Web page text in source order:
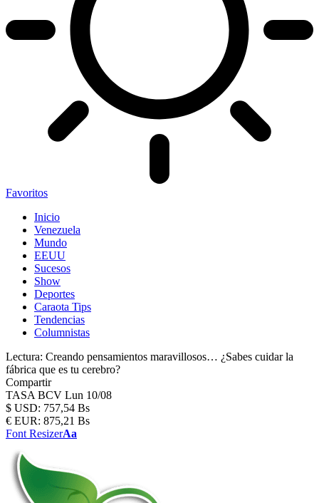
Favoritos
Inicio
Venezuela
Mundo
EEUU
Sucesos
Show
Deportes
Caraota Tips
Tendencias
Columnistas
Lectura: Creando pensamientos maravillosos… ¿Sabes cuidar la
fábrica que es tu cerebro?
Compartir
TASA BCV Lun 10/08
$ USD: 757,54 Bs
€ EUR: 875,21 Bs
Font ResizerAa